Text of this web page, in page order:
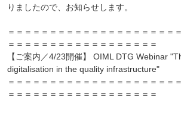
りましたので、お知らせします。
＝＝＝＝＝＝＝＝＝＝＝＝＝＝＝＝＝＝＝＝
＝＝＝＝＝＝＝＝＝＝＝＝＝＝＝＝＝＝
【ご案内／4/23開催】 OIML DTG Webinar
digitalisation in the quality infrastructure"
＝＝＝＝＝＝＝＝＝＝＝＝＝＝＝＝＝＝＝＝
＝＝＝＝＝＝＝＝＝＝＝＝＝＝＝＝＝＝